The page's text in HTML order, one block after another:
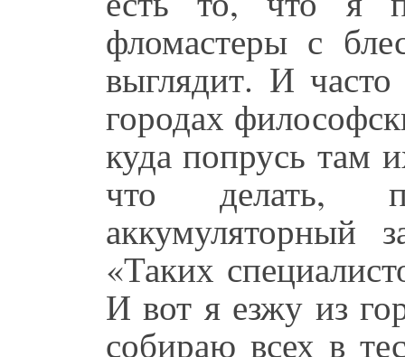
фломастеры с
выглядит. И
городах
куда попрусь там
что делать,
аккумуляторный
«Таких
И вот я езжу из
собираю всех в